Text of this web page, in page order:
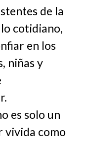
de la
cotidiano,
en los
niñas y
es solo un
vivida como